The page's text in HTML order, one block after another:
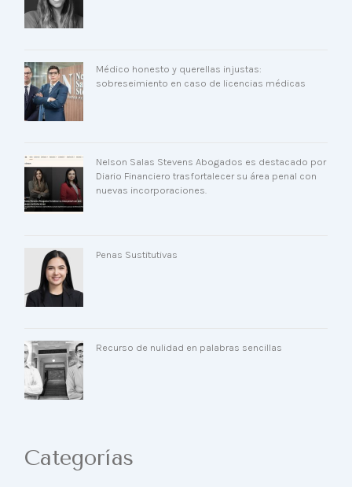
Médico honesto y querellas injustas:
sobreseimiento en caso de licencias médicas
Nelson Salas Stevens Abogados es destacado por
Diario Financiero trasfortalecer su área penal con
nuevas incorporaciones.
Penas Sustitutivas
Recurso de nulidad en palabras sencillas
Categorías